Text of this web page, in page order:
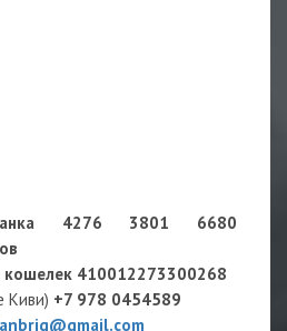
4276 3801 6680
кошелек 410012273300268
Киви) +7 978 0454589